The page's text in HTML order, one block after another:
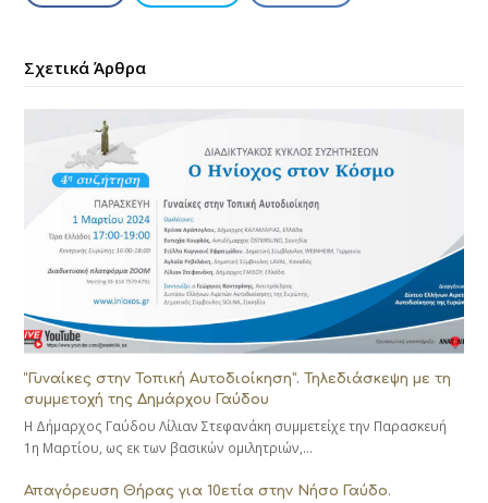
Σχετικά Άρθρα
“Γυναίκες στην Τοπική Αυτοδιοίκηση”. Τηλεδιάσκεψη με τη
συμμετοχή της Δημάρχου Γαύδου
Η Δήμαρχος Γαύδου Λίλιαν Στεφανάκη συμμετείχε την Παρασκευή
1η Μαρτίου, ως εκ των βασικών ομιλητριών,…
Απαγόρευση Θήρας για 10ετία στην Νήσο Γαύδο.